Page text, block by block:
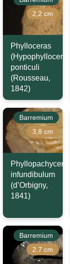
2,2 cm
Phylloceras
(Hypophylloceras)
ponticuli
(Rousseau,
1842)
Barremium
3,8 cm
Phyllopachyceras
infundibulum
(d’Orbigny,
1841)
Barremium
2,7 cm